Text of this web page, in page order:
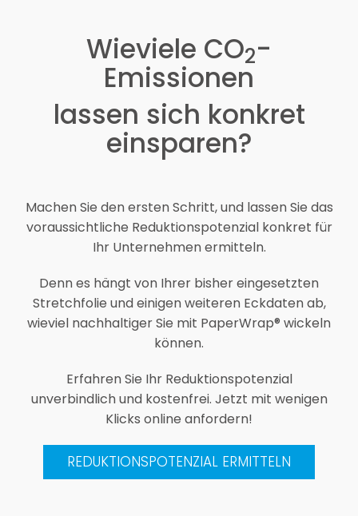
Wieviele CO2-
Emissionen
lassen sich konkret
einsparen?
Machen Sie den ersten Schritt, und lassen Sie das
voraussichtliche Reduktionspotenzial konkret für
Ihr Unternehmen ermitteln.
Denn es hängt von Ihrer bisher eingesetzten
Stretchfolie und einigen weiteren Eckdaten ab,
wieviel nachhaltiger Sie mit PaperWrap® wickeln
können.
Erfahren Sie Ihr Reduktionspotenzial
unverbindlich und kostenfrei. Jetzt mit wenigen
Klicks online anfordern!
REDUKTIONSPOTENZIAL ERMITTELN